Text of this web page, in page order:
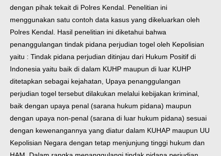
dengan pihak tekait di Polres Kendal. Penelitian ini
menggunakan satu contoh data kasus yang dikeluarkan oleh
Polres Kendal. Hasil penelitian ini diketahui bahwa
penanggulangan tindak pidana perjudian togel oleh Kepolisian
yaitu : Tindak pidana perjudian ditinjau dari Hukum Positif di
Indonesia yaitu baik di dalam KUHP maupun di luar KUHP
ditetapkan sebagai kejahatan, Upaya penanggulangan
perjudian togel tersebut dilakukan melalui kebijakan kriminal,
baik dengan upaya penal (sarana hukum pidana) maupun
dengan upaya non-penal (sarana di luar hukum pidana) sesuai
dengan kewenangannya yang diatur dalam KUHAP maupun UU
Kepolisian Negara dengan tetap menjunjung tinggi hukum dan